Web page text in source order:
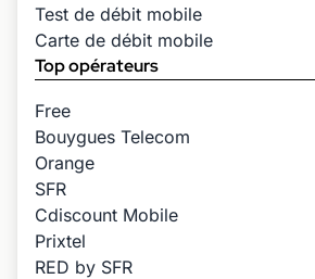
Test de débit mobile
Carte de débit mobile
Top opérateurs
Free
Bouygues Telecom
Orange
SFR
Cdiscount Mobile
Prixtel
RED by SFR